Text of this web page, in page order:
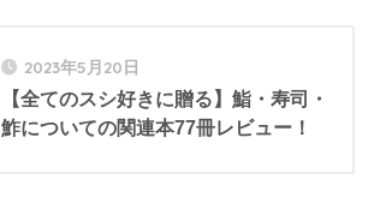
2023年5月20日
【全てのスシ好きに贈る】鮨・寿司・
鮓についての関連本77冊レビュー！